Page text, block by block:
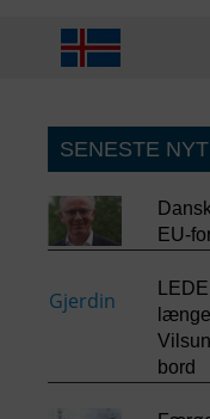
SENESTE NYT
EU-
bord